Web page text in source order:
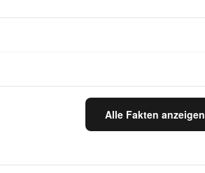
Alle Fakten anzeigen